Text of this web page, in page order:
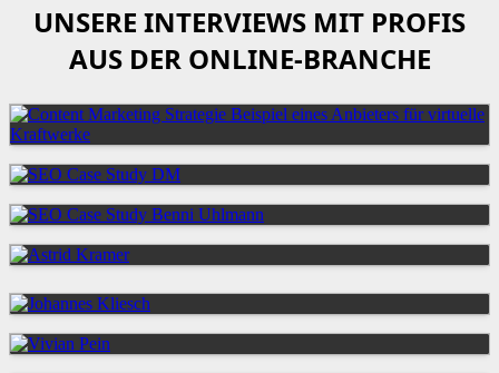
UNSERE INTERVIEWS MIT PROFIS
AUS DER ONLINE-BRANCHE